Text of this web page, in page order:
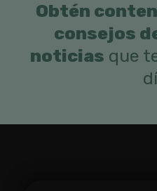
Obtén
consejos
noticias que